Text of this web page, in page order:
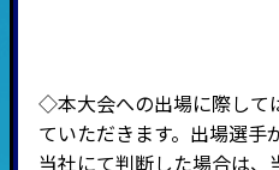
◇本大会への出場に際して
ていただきます。出場選手
当社にて判断した場合は、